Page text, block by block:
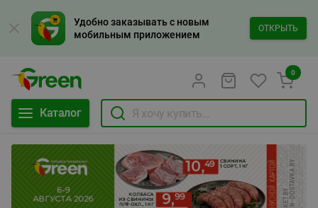
Удобно заказывать с новым
мобильным приложением
ОТКРЫТЬ
Каталог
0